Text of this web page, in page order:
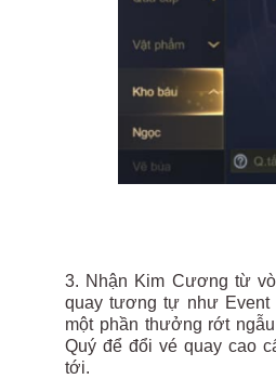
3. Nhận Kim Cương từ
quay tương tự như Event
một phần thưởng rớt
Quý để đổi vé quay cao
tới.